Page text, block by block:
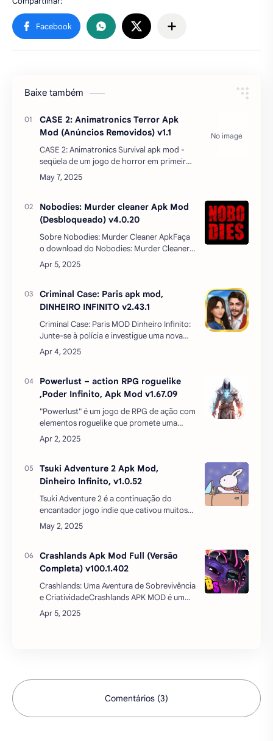
Baixe também
CASE 2: Animatronics Terror Apk
Mod (Anúncios Removidos) v1.1
CASE 2: Animatronics Survival apk mod -
seqüela de um jogo de horror em primeira
pessoa verdadeiramente assustador e
desafiador.Dois anos antes do ataque à
Nobodies: Murder cleaner Apk Mod
(Desbloqueado) v4.0.20
Sobre Nobodies: Murder Cleaner ApkFaça
o download do Nobodies: Murder Cleaner
apk mod com dicas infinitas atualizadas
para 2024 - "Orgulhosos do que fazemos e
Criminal Case: Paris apk mod,
DINHEIRO INFINITO v2.43.1
Criminal Case: Paris MOD Dinheiro Infinito:
Junte-se à polícia e investigue uma nova
cena de crime agora, encontre pistas
escondidas e reúna evidências para
Powerlust – action RPG roguelike
,Poder Infinito, Apk Mod v1.67.09
"Powerlust" é um jogo de RPG de ação com
elementos roguelike que promete uma
experiência intensa e envolvente. Inspirado
nos clássicos jogos de RPG para PC,
Tsuki Adventure 2 Apk Mod,
Dinheiro Infinito, v1.0.52
Tsuki Adventure 2 é a continuação do
encantador jogo indie que cativou muitos
jogadores ao redor do mundo. Neste novo
capítulo, Tsuki retorna com mais aventuras
Crashlands Apk Mod Full (Versão
Completa) v100.1.402
Crashlands: Uma Aventura de Sobrevivência
e CriatividadeCrashlands APK MOD é um
jogo eletrônico de ação-aventura que
desafia os jogadores a sobreviverem em
Comentários (3)